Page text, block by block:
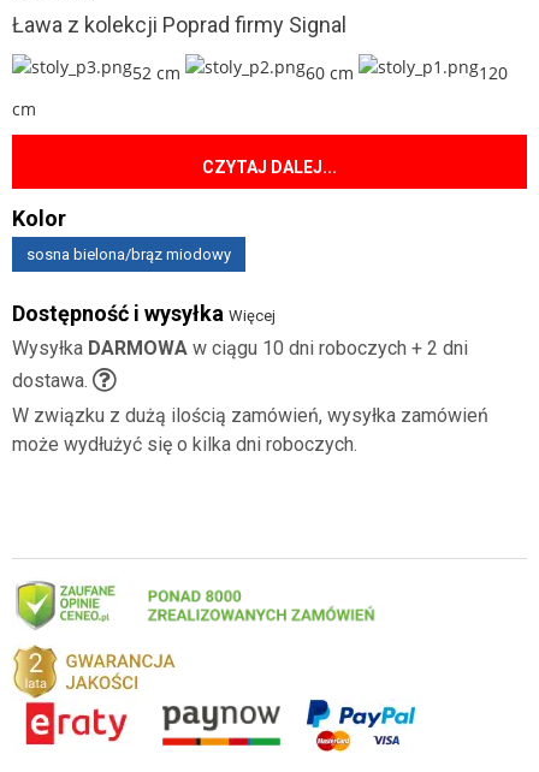
Ława z kolekcji Poprad firmy Signal
52 cm 60 cm
120
cm
CZYTAJ DALEJ...
sosna bielona/brąz miodowy
Dostępność i wysyłka Więcej
Wysyłka DARMOWA w ciągu 10 dni roboczych + 2 dni
dostawa.
W związku z dużą ilością zamówień, wysyłka zamówień
może wydłużyć się o kilka dni roboczych.